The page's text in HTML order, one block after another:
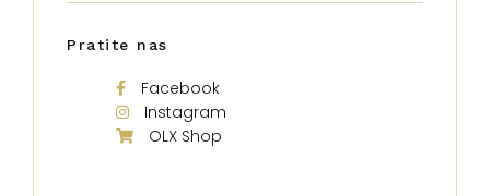
Pratite nas
Facebook
Instagram
OLX Shop